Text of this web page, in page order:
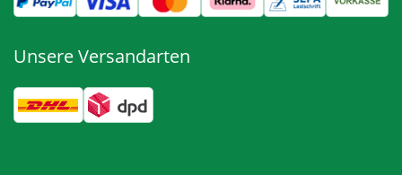
Unsere Versandarten